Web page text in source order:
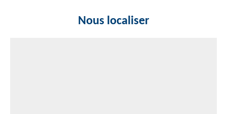
Nous localiser